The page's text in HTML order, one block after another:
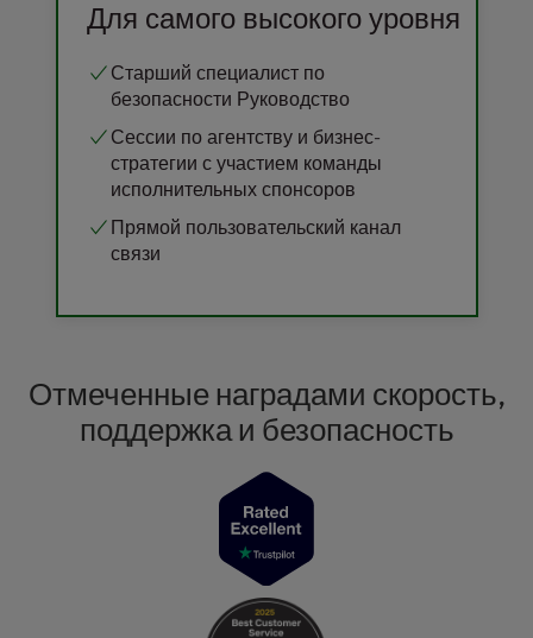
Для самого высокого уровня
Старший специалист по
безопасности Руководство
Сессии по агентству и бизнес-
стратегии с участием команды
исполнительных спонсоров
Прямой пользовательский канал
связи
Отмеченные наградами скорость,
поддержка и безопасность